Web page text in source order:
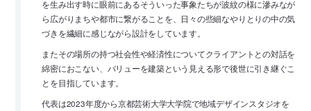
を生み出す時に眼前にあるそういった事象たちが波紋の様に滲みなが
ら広がりまちや都市に繋がることを、日々の些細なやりとりの中の気
づきを繊細に感じながら設計をしています。
またその場所の持つ社会性や経済性についてクライアントとの対話を
綿密におこない、バリューを建築という見える形で後世に引き継ぐこ
とを目指しています。
代表は2023年度から京都芸術大学大学院で地域デザインスタジオを